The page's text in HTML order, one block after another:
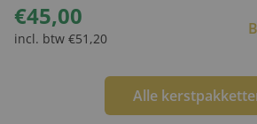
€45,00
incl. btw €51,20
Alle